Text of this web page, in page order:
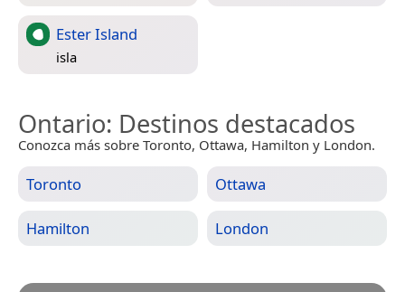
Ester Island
isla
Ontario: Destinos destacados
Conozca más sobre Toronto, Ottawa, Hamilton y London.
Toronto Ottawa
Hamilton London